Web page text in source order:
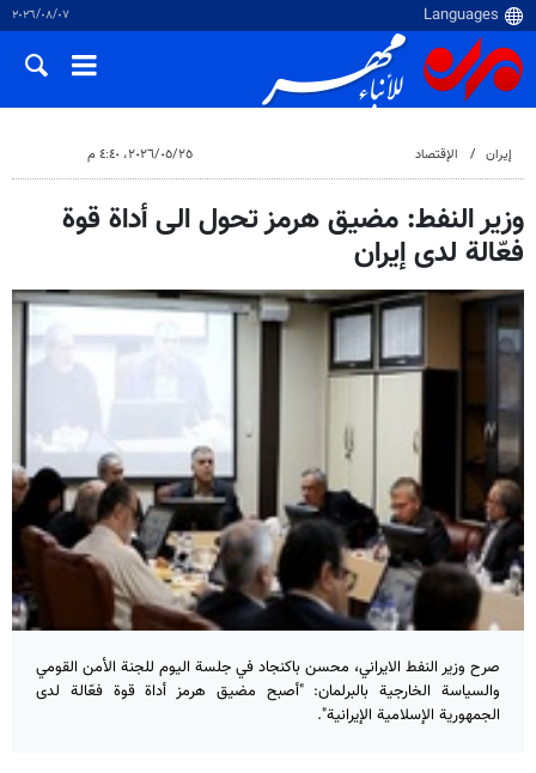
٠٧‏/٠٨‏/٢٠٢٦
إيران الإقتصاد ٢٥‏/٠٥‏/٢٠٢٦، ٤:٤٠ م
وزير النفط: مضيق هرمز تحول الى أداة قوة
فعّالة لدى إيران
صرح وزير النفط الايراني، محسن باكنجاد في جلسة اليوم للجنة الأمن القومي
والسياسة الخارجية بالبرلمان: "أصبح مضيق هرمز أداة قوة فعّالة لدى
الجمهورية الإسلامية الإيرانية".